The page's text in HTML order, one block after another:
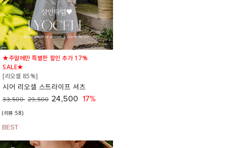
★주말에만 특별한 할인 추가 17%
SALE★
[리오셀 85%]
시어 리오셀 스트라이프 셔츠
33,500 29,500 24,500 17%
(리뷰:58)